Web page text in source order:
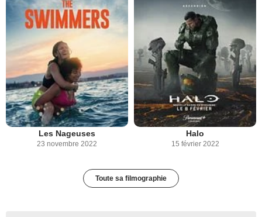
Les Nageuses
23 novembre 2022
Halo
15 février 2022
Toute sa filmographie